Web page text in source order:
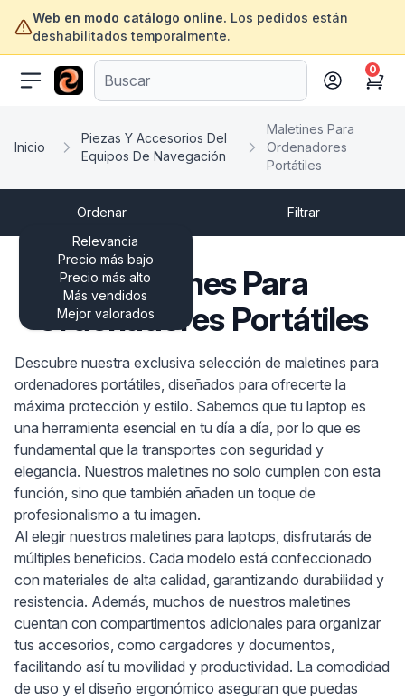
Web en modo catálogo online. Los pedidos están
deshabilitados temporalmente.
ofertasinformatica.com
Cart
0
Inicio
Piezas Y Accesorios Del
Equipos De Navegación
Maletines Para
Ordenadores
Portátiles
Ordenar
Relevancia
Precio más bajo
Precio más alto
Más vendidos
Mejor valorados
Filtrar
Maletines Para
Ordenadores Portátiles
Descubre nuestra exclusiva selección de maletines para
ordenadores portátiles, diseñados para ofrecerte la
máxima protección y estilo. Sabemos que tu laptop es
una herramienta esencial en tu día a día, por lo que es
fundamental que la transportes con seguridad y
elegancia. Nuestros maletines no solo cumplen con esta
función, sino que también añaden un toque de
profesionalismo a tu imagen.
Al elegir nuestros maletines para laptops, disfrutarás de
múltiples beneficios. Cada modelo está confeccionado
con materiales de alta calidad, garantizando durabilidad y
resistencia. Además, muchos de nuestros maletines
cuentan con compartimentos adicionales para organizar
tus accesorios, como cargadores y documentos,
facilitando así tu movilidad y productividad. La comodidad
de uso y el diseño ergonómico aseguran que puedas